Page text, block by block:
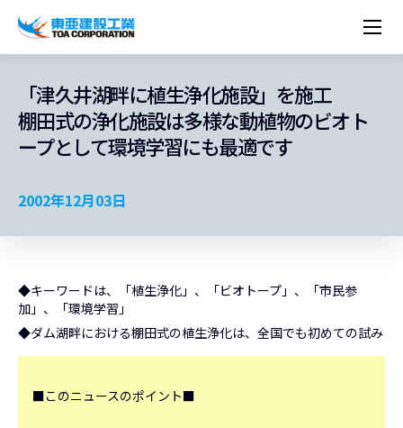
経営理念
トップメッセージ
労働安全衛生・環境・品質方針
営業種目
組織図
ネットワーク
コーポレートメッセージ
沿革
東亜坊や
関連書籍
東亜の歩み ～From 1908 to 2008～
株主・投資家情報
トップメッセージ
中期経営計画資料
IRニュース
最新IR資料
IRカレンダー
シェアードリサーチレポート
経営方針
IRライブラリー
IRイベント
IRサポート
ESGに関する外部評価
実績紹介
施設・用途別
国内から探す
海外から探す
現場レポート
サステナビリティ
トップメッセージ
重要課題とKPI
ESGデータ
環境行動規範
カーボンニュートラルへの取組み
水資源
人権の尊重
健康経営
サプライチェーン・マネジメント
パートナーシップ構築宣言
コーポレートガバナンス
リスクマネジメント
知的財産基本方針
社会貢献活動
技術とサービス
施設・用途から探す
土木技術一覧
所有船舶一覧
海の相談室
冷蔵倉庫の相談室
お問い合わせ
新卒・第二新卒採用情報
カムバック採用
コーポレートメッセージ
「津久井湖畔に植生浄化施設」を施工
棚田式の浄化施設は多様な動植物のビオト
ープとして環境学習にも最適です
2002年12月03日
◆キーワードは、「植生浄化」、「ビオトープ」、「市民参
加」、「環境学習」
◆ダム湖畔における棚田式の植生浄化は、全国でも初めての試み
■このニュースのポイント■